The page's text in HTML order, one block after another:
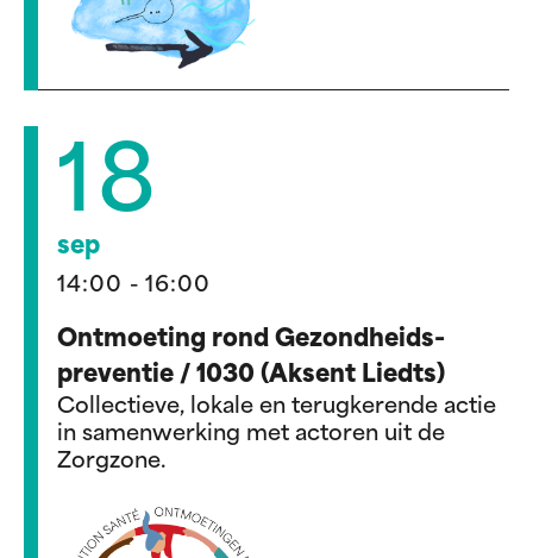
18
sep
14:00 - 16:00
Ontmoeting rond Gezondheids-
preventie / 1030 (Aksent Liedts)
Collectieve, lokale en terugkerende actie
in samenwerking met actoren uit de
Zorgzone.